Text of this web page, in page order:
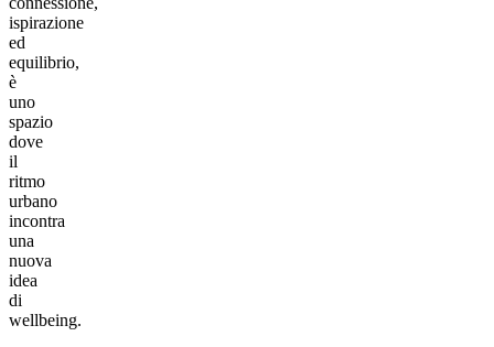
ispirazione
ed
equilibrio,
è
uno
spazio
dove
il
ritmo
urbano
incontra
una
nuova
idea
di
wellbeing.